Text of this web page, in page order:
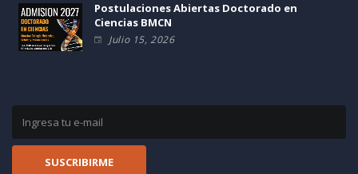
Postulaciones Abiertas Doctorado en
Ciencias BMCN
Julio 15, 2026